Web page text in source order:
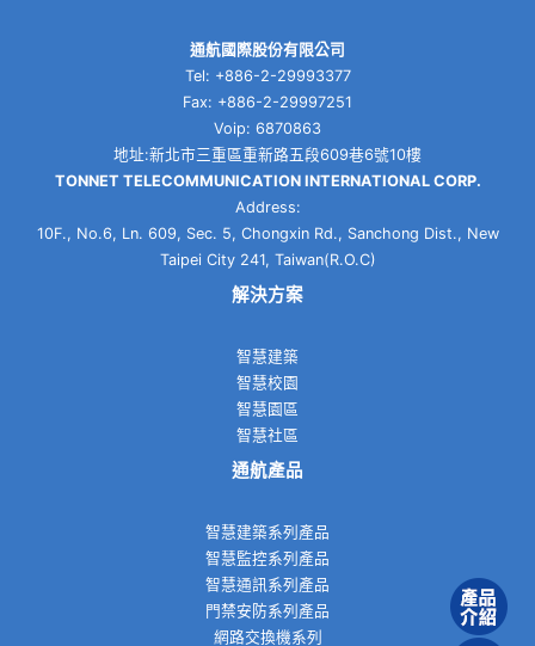
通航國際股份有限公司
Tel: +886-2-29993377
Fax: +886-2-29997251
Voip: 6870863
地址:新北市三重區重新路五段609巷6號10樓
TONNET TELECOMMUNICATION INTERNATIONAL CORP.
Address:
10F., No.6, Ln. 609, Sec. 5, Chongxin Rd., Sanchong Dist., New
Taipei City 241, Taiwan(R.O.C)
解決方案
智慧建築
智慧校園
智慧園區
智慧社區
通航產品
智慧建築系列產品
智慧監控系列產品
智慧通訊系列產品
門禁安防系列產品
網路交換機系列